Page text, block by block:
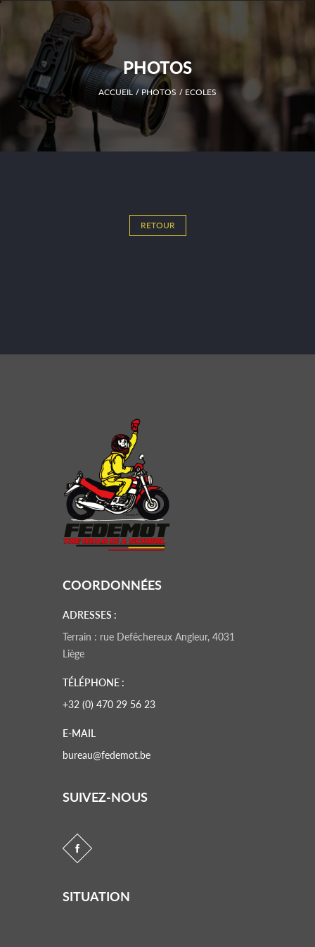
PHOTOS
ACCUEIL PHOTOS ECOLES
RETOUR
COORDONNÉES
ADRESSES :
Terrain : rue Defêchereux Angleur, 4031
Liège
TÉLÉPHONE :
+32 (0) 470 29 56 23
E-MAIL
bureau@fedemot.be
SUIVEZ-NOUS
SITUATION